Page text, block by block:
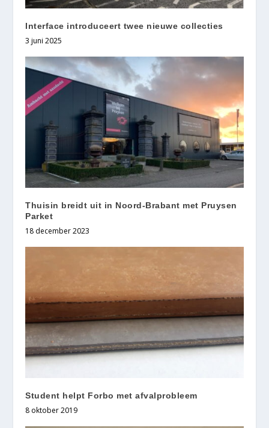
Interface introduceert twee nieuwe collecties
3 juni 2025
Thuisin breidt uit in Noord-Brabant met Pruysen
Parket
18 december 2023
Student helpt Forbo met afvalprobleem
8 oktober 2019